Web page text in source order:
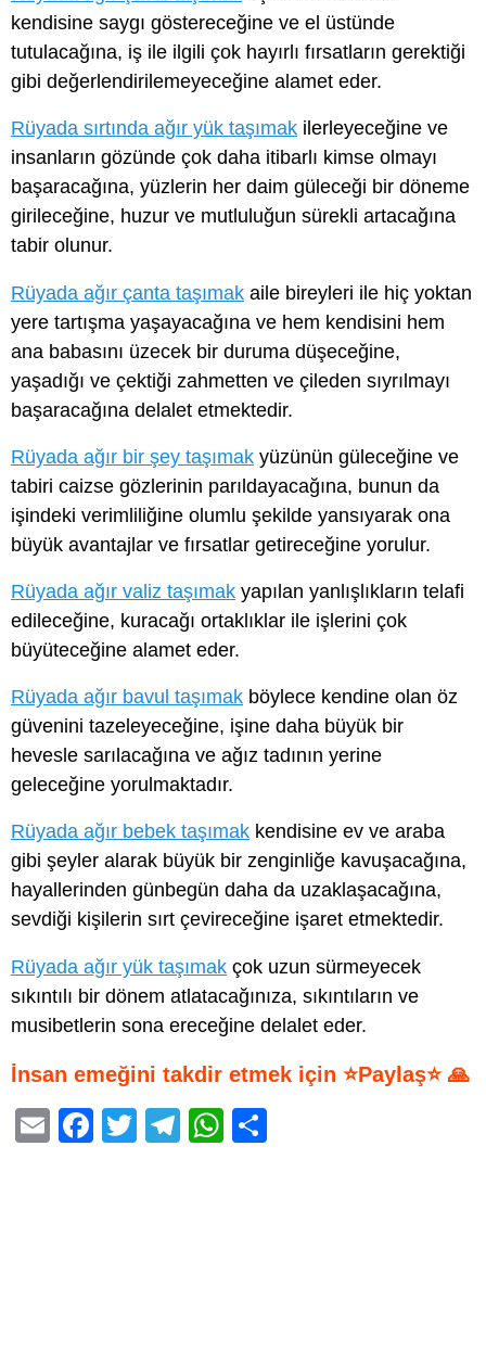
kendisine saygı göstereceğine ve el üstünde
tutulacağına, iş ile ilgili çok hayırlı fırsatların gerektiği
gibi değerlendirilemeyeceğine alamet eder.
Rüyada sırtında ağır yük taşımak ilerleyeceğine ve
insanların gözünde çok daha itibarlı kimse olmayı
başaracağına, yüzlerin her daim güleceği bir döneme
girileceğine, huzur ve mutluluğun sürekli artacağına
tabir olunur.
Rüyada ağır çanta taşımak aile bireyleri ile hiç yoktan
yere tartışma yaşayacağına ve hem kendisini hem
ana babasını üzecek bir duruma düşeceğine,
yaşadığı ve çektiği zahmetten ve çileden sıyrılmayı
başaracağına delalet etmektedir.
Rüyada ağır bir şey taşımak yüzünün güleceğine ve
tabiri caizse gözlerinin parıldayacağına, bunun da
işindeki verimliliğine olumlu şekilde yansıyarak ona
büyük avantajlar ve fırsatlar getireceğine yorulur.
Rüyada ağır valiz taşımak yapılan yanlışlıkların telafi
edileceğine, kuracağı ortaklıklar ile işlerini çok
büyüteceğine alamet eder.
Rüyada ağır bavul taşımak böylece kendine olan öz
güvenini tazeleyeceğine, işine daha büyük bir
hevesle sarılacağına ve ağız tadının yerine
geleceğine yorulmaktadır.
Rüyada ağır bebek taşımak kendisine ev ve araba
gibi şeyler alarak büyük bir zenginliğe kavuşacağına,
hayallerinden günbegün daha da uzaklaşacağına,
sevdiği kişilerin sırt çevireceğine işaret etmektedir.
Rüyada ağır yük taşımak çok uzun sürmeyecek
sıkıntılı bir dönem atlatacağınıza, sıkıntıların ve
musibetlerin sona ereceğine delalet eder.
İnsan emeğini takdir etmek için ⭐Paylaş⭐ 🙏
E
F
T
T
W